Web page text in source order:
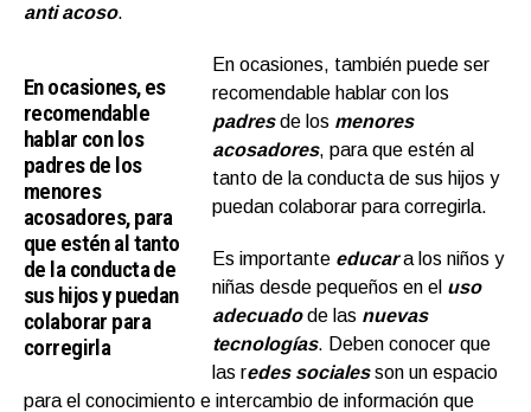
anti acoso.
En ocasiones, es
recomendable
hablar con los
padres de los
menores
acosadores, para
que estén al tanto
de la conducta de
sus hijos y puedan
colaborar para
corregirla
En ocasiones, también puede ser
recomendable hablar con los
padresde los menores
acosadores, para que estén al
tanto de la conducta de sus hijos y
puedan colaborar para corregirla.
Es importante educara los niños y
niñas desde pequeños en el uso
adecuadode las nuevas
tecnologías. Deben conocer que
las redes socialesson un espacio
para el conocimiento e intercambio de información que